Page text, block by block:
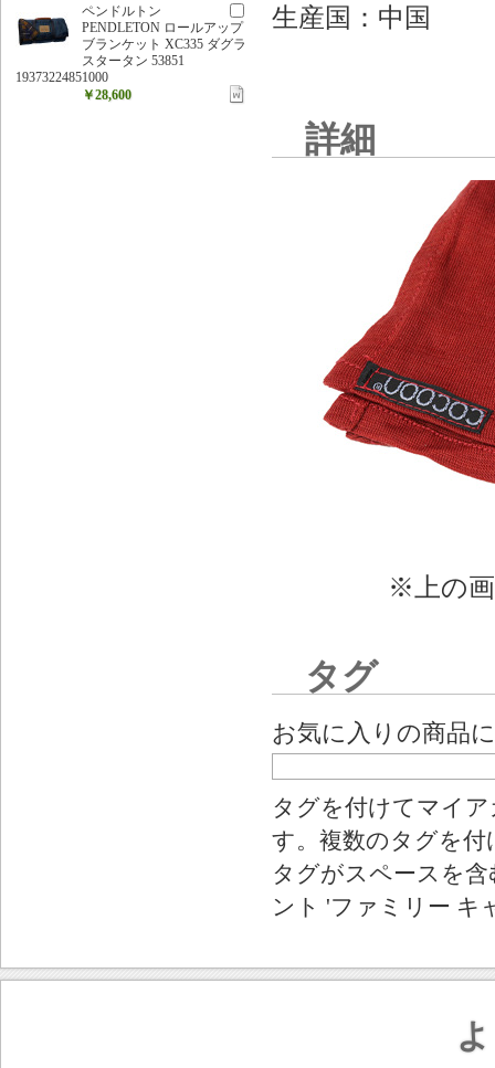
生産国：中国
詳細
※上の
タグ
お気に入りの商品
タグを付けてマイ
す。複数のタグを
タグがスペースを
ント 'ファミリー キ
ペンドルトン
PENDLETON ロールアップ
ブランケット XC335 ダグラ
スタータン 53851
19373224851000
￥28,600